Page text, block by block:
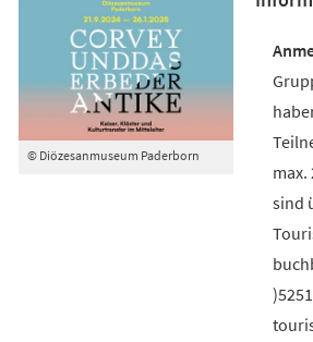
© Diözesanmuseum Paderborn
max.
sind